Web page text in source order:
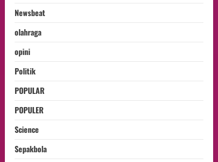
Newsbeat
olahraga
opini
Politik
POPULAR
POPULER
Science
Sepakbola